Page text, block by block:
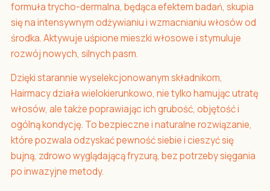
formuła trycho-dermalna, będąca efektem badań, skupia
się na intensywnym odżywianiu i wzmacnianiu włosów od
środka. Aktywuje uśpione mieszki włosowe i stymuluje
rozwój nowych, silnych pasm.
Dzięki starannie wyselekcjonowanym składnikom,
Hairmacy działa wielokierunkowo, nie tylko hamując utratę
włosów, ale także poprawiając ich grubość, objętość i
ogólną kondycję. To bezpieczne i naturalne rozwiązanie,
które pozwala odzyskać pewność siebie i cieszyć się
bujną, zdrowo wyglądającą fryzurą, bez potrzeby sięgania
po inwazyjne metody.